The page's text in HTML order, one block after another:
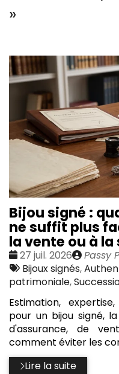
»
Bijou signé :
ne suffit plus
la vente ou à
Date
:
27 juil. 2026
Publié
par
Passy
Tags
:
Bijoux signés,
patrimoniale,
Estimation,
pour un bijou signé,
d'assurance, de
comment éviter les
Lire la suite